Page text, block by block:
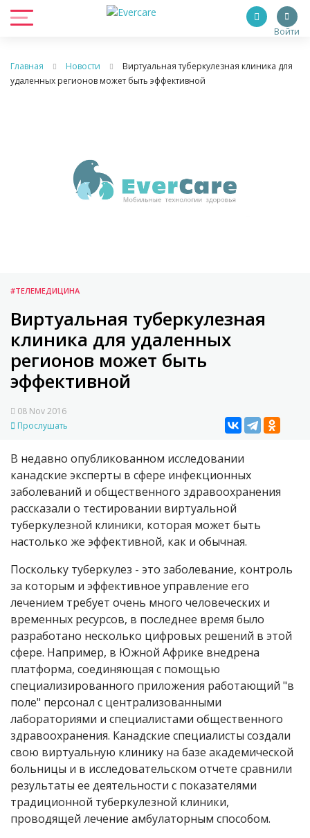
Войти
Главная Новости
Виртуальная туберкулезная клиника для
удаленных регионов может быть эффективной
#ТЕЛЕМЕДИЦИНА
Виртуальная туберкулезная
клиника для удаленных
регионов может быть
эффективной
08 Nov 2016
Прослушать
В недавно опубликованном исследовании
канадские эксперты в сфере инфекционных
заболеваний и общественного здравоохранения
рассказали о тестировании виртуальной
туберкулезной клиники, которая может быть
настолько же эффективной, как и обычная.
Поскольку туберкулез - это заболевание, контроль
за которым и эффективное управление его
лечением требует очень много человеческих и
временных ресурсов, в последнее время было
разработано несколько цифровых решений в этой
сфере. Например, в Южной Африке внедрена
платформа, соединяющая с помощью
специализированного приложения работающий "в
поле" персонал с централизованными
лабораториями и специалистами общественного
здравоохранения. Канадские специалисты создали
свою виртуальную клинику на базе академической
больницы и в исследовательском отчете сравнили
результаты ее деятельности с показателями
традиционной туберкулезной клиники,
проводящей лечение амбулаторным способом.